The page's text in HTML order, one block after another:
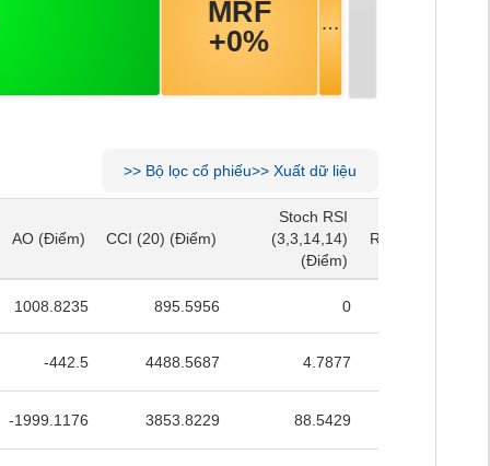
>> Bộ lọc cổ phiếu>> Xuất dữ liệu
AO (Điểm) CCI (20) (Điểm)
Stoch RSI
(3,3,14,14)
(Điểm)
RSI (14)
AO (Điểm) CCI (20) (Điểm)
Stoch RSI
(3,3,14,14)
(Điểm)
RSI (14)
1008.8235 895.5956 0
-442.5 4488.5687 4.7877
-1999.1176 3853.8229 88.5429